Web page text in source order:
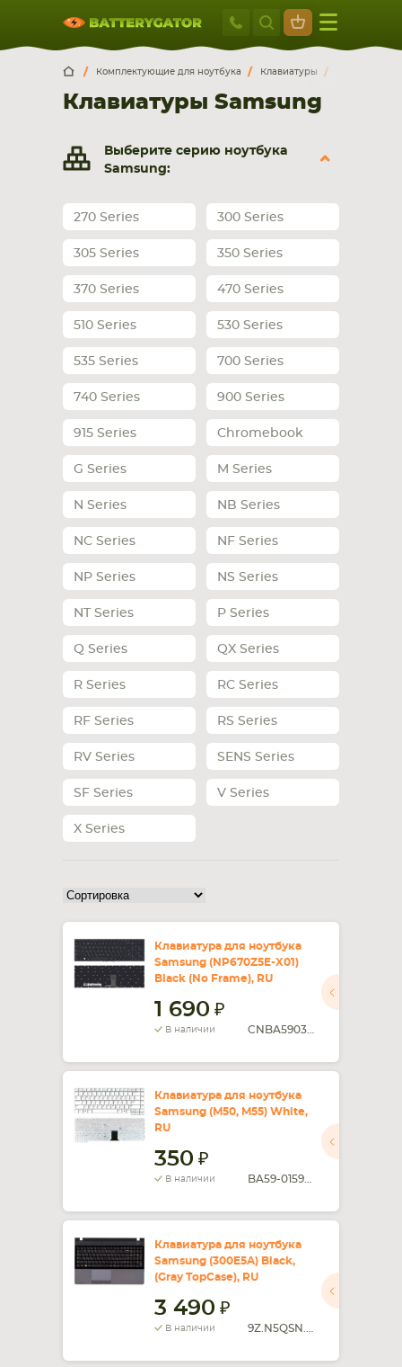
Москва
+7 495 414
Москва Санкт-Петербург
г. Москва, ул. Ткацкая, 5с3 (м. Семеновская)
+7 495 414 28 59
Пн-Вс:
9:00-21:00
смартфона, планшета
СМАРТФОНА КОМПЛЕКТУЮЩИЕ
Комплектующие для ноутбука Клавиатуры
Клавиатуры Samsung
Выберите серию ноутбука
Samsung:
270 Series 300 Series
305 Series 350 Series
370 Series 470 Series
510 Series 530 Series
535 Series 700 Series
740 Series 900 Series
915 Series Chromebook
G Series M Series
N Series NB Series
NC Series NF Series
NP Series NS Series
NT Series P Series
Q Series QX Series
R Series RC Series
RF Series RS Series
RV Series SENS Series
SF Series V Series
X Series
Клавиатура для ноутбука
Samsung (NP670Z5E-X01)
Black (No Frame), RU
1 690
В наличии
Клавиатура для ноутбука
Samsung (M50, M55) White,
RU
350
В наличии
Клавиатура для ноутбука
Samsung (300E5A) Black,
(Gray TopCase), RU
3 490
В наличии